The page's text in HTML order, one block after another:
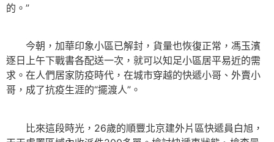
的。”
今朝，加華印象小區已解封，貨量也恢復正常，馮玉濱
逐日上午下戰書各配送一次，就可以知足小區居平易近的需
求。在人們居家防疫時代，在城市穿越的快遞小哥、外賣小
哥，成了抗疫生涯的“擺渡人”。
比來這段時光，26歲的順豐北京建外片區快遞員白旭，